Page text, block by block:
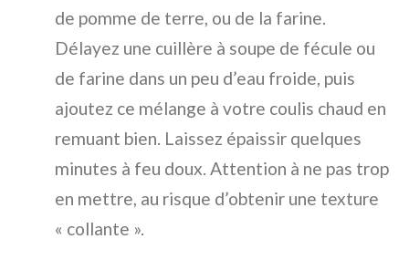
de pomme de terre, ou de la farine.
Délayez une cuillère à soupe de fécule ou
de farine dans un peu d’eau froide, puis
ajoutez ce mélange à votre coulis chaud en
remuant bien. Laissez épaissir quelques
minutes à feu doux. Attention à ne pas trop
en mettre, au risque d’obtenir une texture
« collante ».